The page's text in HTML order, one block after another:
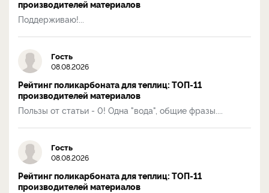
производителей материалов
Поддерживаю!...
Гость
08.08.2026
Рейтинг поликарбоната для теплиц: ТОП-11
производителей материалов
Пользы от статьи - 0! Одна "вода", общие фразы....
Гость
08.08.2026
Рейтинг поликарбоната для теплиц: ТОП-11
производителей материалов